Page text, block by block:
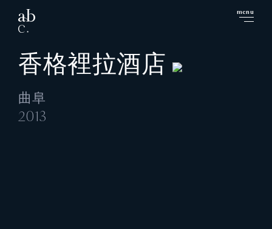
menu
香格裡拉酒店
曲阜
2013